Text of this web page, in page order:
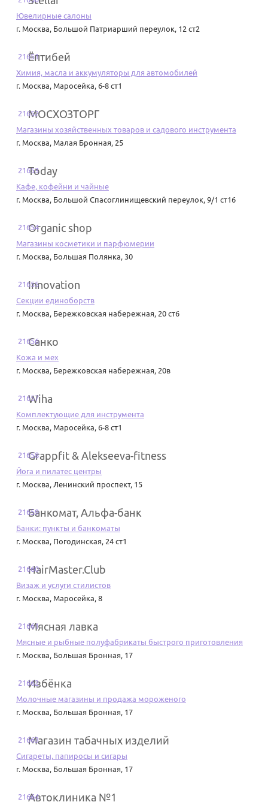
Ювелирные салоны
г. Москва, Большой Патриарший переулок, 12 ст2
21651Ёптибей
Химия, масла и аккумуляторы для автомобилей
г. Москва, Маросейка, 6-8 ст1
21652МОСХОЗТОРГ
Магазины хозяйственных товаров и садового инструмента
г. Москва, Малая Бронная, 25
21653Today
Кафе, кофейни и чайные
г. Москва, Большой Спасоглинищевский переулок, 9/1 ст16
21654Organic shop
Магазины косметики и парфюмерии
г. Москва, Большая Полянка, 30
21655Innovation
Секции единоборств
г. Москва, Бережковская набережная, 20 ст6
21656Санко
Кожа и мех
г. Москва, Бережковская набережная, 20в
21657Wiha
Комплектующие для инструмента
г. Москва, Маросейка, 6-8 ст1
21658Grappfit & Alekseeva-fitness
Йога и пилатес центры
г. Москва, Ленинский проспект, 15
21659Банкомат, Альфа-банк
Банки: пункты и банкоматы
г. Москва, Погодинская, 24 ст1
21660HairMaster.Club
Визаж и услуги стилистов
г. Москва, Маросейка, 8
21661Мясная лавка
Мясные и рыбные полуфабрикаты быстрого приготовления
г. Москва, Большая Бронная, 17
21662Избёнка
Молочные магазины и продажа мороженого
г. Москва, Большая Бронная, 17
21663Магазин табачных изделий
Сигареты, папиросы и сигары
г. Москва, Большая Бронная, 17
21664Автоклиника №1